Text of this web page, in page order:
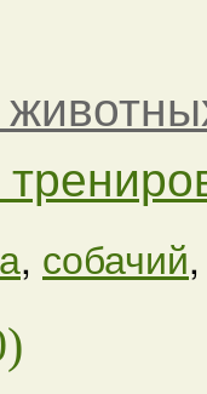
, собачий